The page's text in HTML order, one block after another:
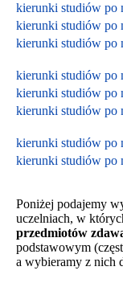
kierunki studiów po
kierunki studiów po
kierunki studiów po
kierunki studiów po
kierunki studiów po
kierunki studiów po
kierunki studiów po
kierunki studiów po
Poniżej podajemy
uczelniach, w
przedmiotów
podstawowym
a wybieramy z nich